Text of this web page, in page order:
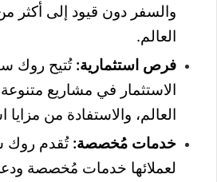
العالم.
فرص استثمارية: تُتيح روك
الاستثمار في مشاريع
العالم، والاستفادة من
خدمات مُخصصة: تُقدم روك
لعملائها خدمات مُخصصة